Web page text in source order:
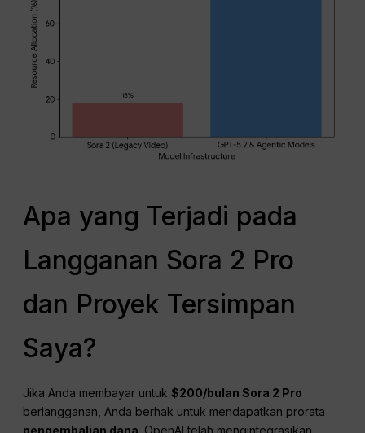
Apa yang Terjadi pada
Langganan Sora 2 Pro
dan Proyek Tersimpan
Saya?
Jika Anda membayar untuk$200/bulan Sora 2 Pro
berlangganan, Anda berhak untuk mendapatkan prorata